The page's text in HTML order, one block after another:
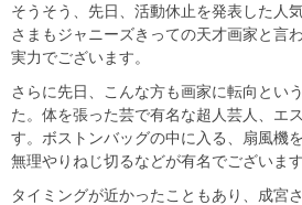
そうそう、先日、活動休止を発表した人
さまもジャニーズきっての天才画家と言
実力でございます。
さらに先日、こんな方も画家に転向とい
た。体を張った芸で有名な超人芸人、エ
す。ボストンバッグの中に入る、扇風機
無理やりねじ切るなどが有名でございます
タイミングが近かったこともあり、成宮